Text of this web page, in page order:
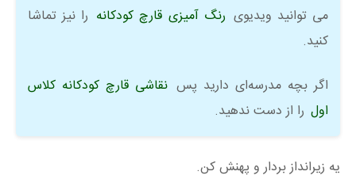
می توانید ویدیوی رنگ آمیزی قارچ کودکانه را نیز تماشا
کنید.
اگر بچه مدرسه‌ای دارید پس نقاشی قارچ کودکانه کلاس
اول را از دست ندهید.
یه زیرانداز بردار و پهنش کن.